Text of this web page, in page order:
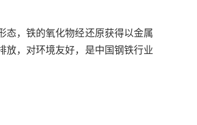
态，铁的氧化物经还原获得以金属
放，对环境友好，是中国钢铁行业